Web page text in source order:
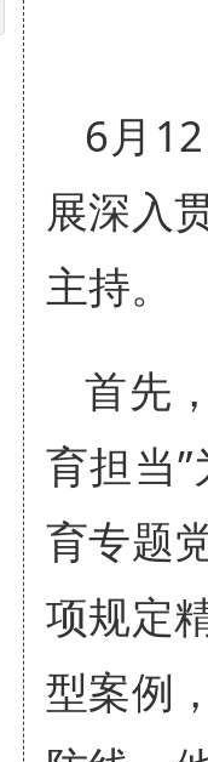
6月
展深入
主持。
首先
育担当
育专题
项规定
型案例